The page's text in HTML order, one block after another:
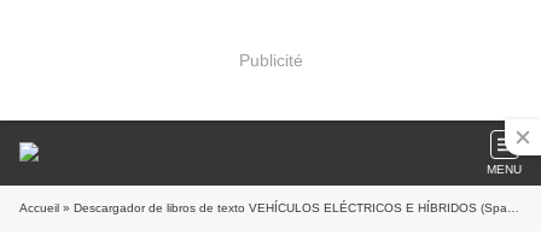
Publicité
MENU
Accueil » Descargador de libros de texto VEHÍCULOS ELÉCTRICOS E HÍBRIDOS (Spanish Edition) 9788428339407 de OSCAR BARRERA DOBLADO